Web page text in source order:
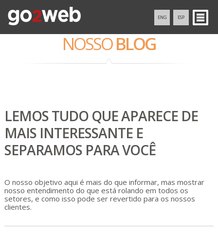
ENG ESP
NOSSOBLOG
LEMOS TUDO QUE APARECE DE
MAIS INTERESSANTE E
SEPARAMOS PARA VOCÊ
O nosso objetivo aqui é mais do que informar, mas mostrar
nosso entendimento do que está rolando em todos os
setores, e como isso pode ser revertido para os nossos
clientes.